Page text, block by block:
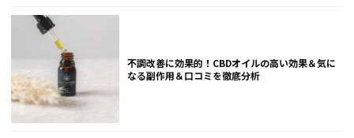
不調改善に効果的！CBDオイルの高い効果＆気に
なる副作用＆口コミを徹底分析